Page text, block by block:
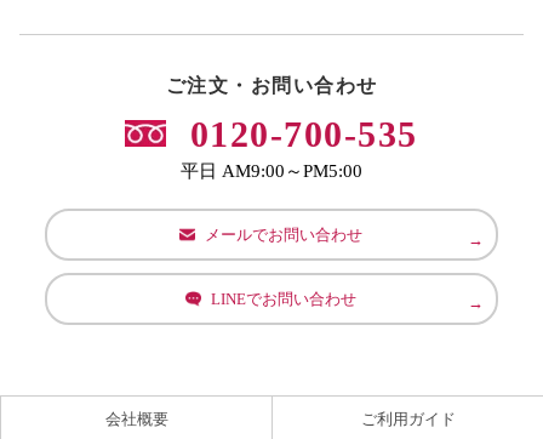
ご注文・お問い合わせ
0120-700-535
平日 AM9:00～PM5:00
メールでお問い合わせ
LINEでお問い合わせ
会社概要 ご利用ガイド